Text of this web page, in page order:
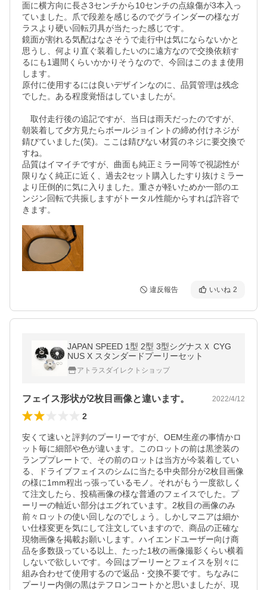
面に横方向に長さ3センチから10センチの点線傷が3本入っ
ていました。爪で段差を感じるのでグラインダーの様なガ
ラスより硬い回転刃具が当たった感じです。
鏡面が割れる気配はなさそうで走行中は気にならないかと
思うし、何より直ぐ装着したいのに遠方なので交換依頼す
るにも1週間くらいかかりそうなので、今回はこのまま使用
します。
原付に使用するには良いデザインなのに、品質管理は残念
でした。ある程度覚悟はしていましたが。
取付走行後の追記ですが、当日は雨天だったのですが、
朝装着して夕方見たらボールジョイントの締め付けネジが
錆びていました(笑)。ここは錆びない材質のネジに要交換で
すね。
品質はイマイチですが、曲面も純正ミラー同等で視認性が
限りなく純正に近く、過去2セット購入したすり抜けミラー
より圧倒的に気に入りました。重さが軽いためか一部のエ
ンジン回転で共振しますがトータル性能からすれば許容で
きます。
違反報告 いいね 2
JAPAN SPEED 1型 2型 3型シグナスＸ CYG
NUS X スタンダードプーリーセット
アトラスダイレクトショップ
フェイス形状が2枚目画像と違います。 2022/4/12
2
安くて速いと評判のプーリーですが、OEM生産の事情かロ
ット毎に細部や色が違います。このロットの前は黒塗装の
ランププレートで、その前のロットは当方が今装着してい
る、ドライブフェイスのシムに当たる中央部分が2枚目画像
の様に1mm程出っ張っているモノ。それがもう一度欲しく
て注文したら、投稿画像の様な普通のフェイスでした。プ
ーリーの軸近い部分はエグれています。2枚目の画像のみ
前々ロットの使い回しなのでしょう。しかしマニアは細か
い仕様変更を気にして注文していますので、商品の正確な
現物画像を掲載お願いします。ハイエンドユーザー向け商
品を多数扱っている以上、たった1枚の画像撮影くらい横着
しないで欲しいです。今回はプーリーとフェイスを別々に
組み合わせて使用するので返品・交換不要です。ちなみに
プーリー内側の黒はテフロンコートかと思いましたが、現